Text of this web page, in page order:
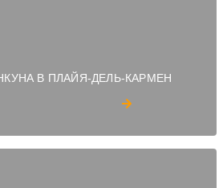
В ПЛАЙЯ-ДЕЛЬ-КАРМЕН